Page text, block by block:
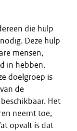
die hulp
Deze hulp
mensen,
in hebben.
doelgroep is
de
Het
neemt toe,
opvalt is dat